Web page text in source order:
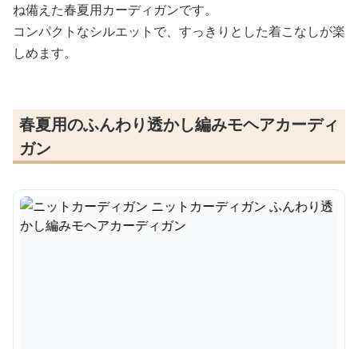
ね備えた春夏用カーディガンです。
コンパクトなシルエットで、すっきりとした着こなしが楽
しめます。
春夏用のふんわり透かし編みモヘアカーディ
ガン